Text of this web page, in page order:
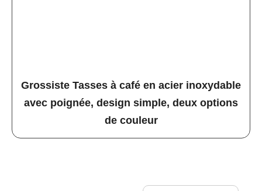
Grossiste Tasses à café en acier inoxydable
avec poignée, design simple, deux options
de couleur